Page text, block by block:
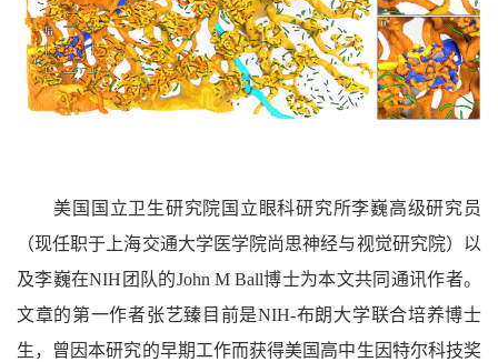
美国国立卫生研究院国立眼科研究所李巍高级研究员
（现任职于上海交通大学医学院尚思神经与视觉研究院）以
及李巍在NIH团队的John M Ball博士为本文共同通讯作者。
文章的第一作者张艺臻目前是NIH-布朗大学联合培养博士
生，曾因本研究的早期工作而获得美国高中生因特尔科技奖